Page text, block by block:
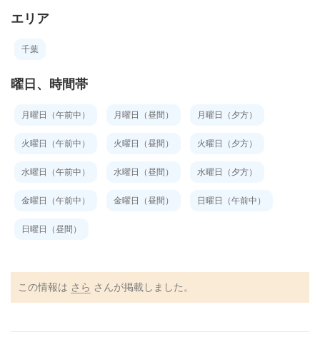
エリア
千葉
曜日、時間帯
月曜日（午前中） 月曜日（昼間） 月曜日（夕方）
火曜日（午前中） 火曜日（昼間） 火曜日（夕方）
水曜日（午前中） 水曜日（昼間） 水曜日（夕方）
金曜日（午前中） 金曜日（昼間） 日曜日（午前中）
日曜日（昼間）
この情報は さら さんが掲載しました。